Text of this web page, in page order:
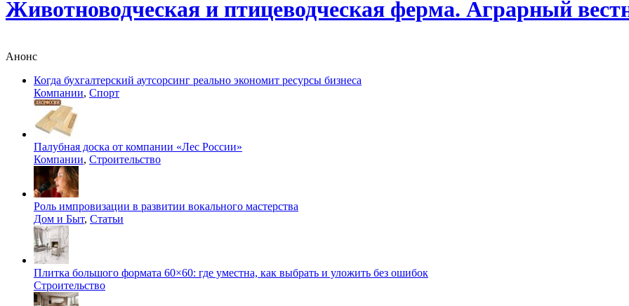
Животноводческая и птицеводческая ферма. Аграрный
Анонс
Когда бухгалтерский аутсорсинг реально экономит ресурсы бизнеса
Компании, Спорт
Палубная доска от компании «Лес России»
Компании, Строительство
Роль импровизации в развитии вокального мастерства
Дом и Быт, Статьи
Плитка большого формата 60×60: где уместна, как выбрать и уложить без ошибок
Строительство